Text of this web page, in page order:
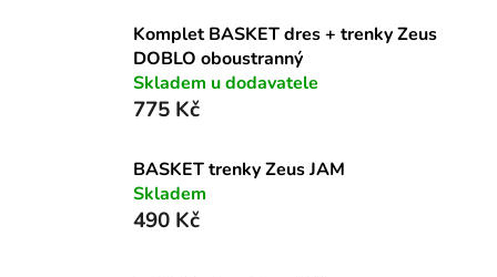
Komplet BASKET dres + trenky Zeus
DOBLO oboustranný
Skladem u dodavatele
775 Kč
BASKET trenky Zeus JAM
Skladem
490 Kč